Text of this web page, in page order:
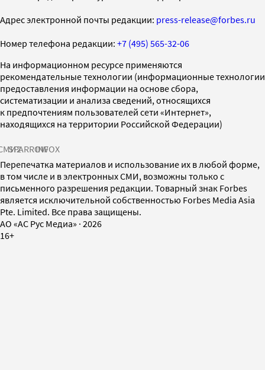
Адрес электронной почты редакции: press-release@forbes.ru
Номер телефона редакции: +7 (495) 565-32-06
На информационном ресурсе применяются
рекомендательные технологии (информационные технологии
предоставления информации на основе сбора,
систематизации и анализа сведений, относящихся
к предпочтениям пользователей сети «Интернет»,
находящихся на территории Российской Федерации)
SPARROWINFOX
Перепечатка материалов и использование их в любой форме,
в том числе и в электронных СМИ, возможны только с
письменного разрешения редакции. Товарный знак Forbes
является исключительной собственностью Forbes Media Asia
Pte. Limited. Все права защищены.
AO «АС Рус Медиа» · 2026
16+